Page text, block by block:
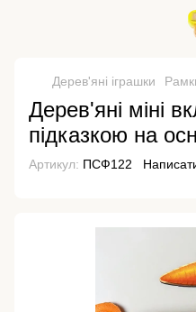
Дерев'яні іграшки
Дерев'яні міні
підказкою на
Артикул: ПСФ122